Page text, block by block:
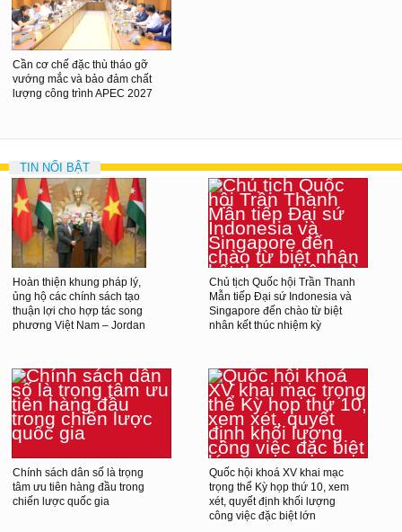
Cần cơ chế đặc thù tháo gỡ
vướng mắc và bảo đảm chất
lượng công trình APEC 2027
TIN NỔI BẬT
Hoàn thiện khung pháp lý,
ủng hộ các chính sách tạo
thuận lợi cho hợp tác song
phương Việt Nam – Jordan
Chủ tịch Quốc hội Trần Thanh
Mẫn tiếp Đại sứ Indonesia và
Singapore đến chào từ biệt
nhân kết thúc nhiệm kỳ
Chính sách dân số là trọng
tâm ưu tiên hàng đầu trong
chiến lược quốc gia
Quốc hội khoá XV khai mạc
trọng thể Kỳ họp thứ 10, xem
xét, quyết định khối lượng
công việc đặc biệt lớn